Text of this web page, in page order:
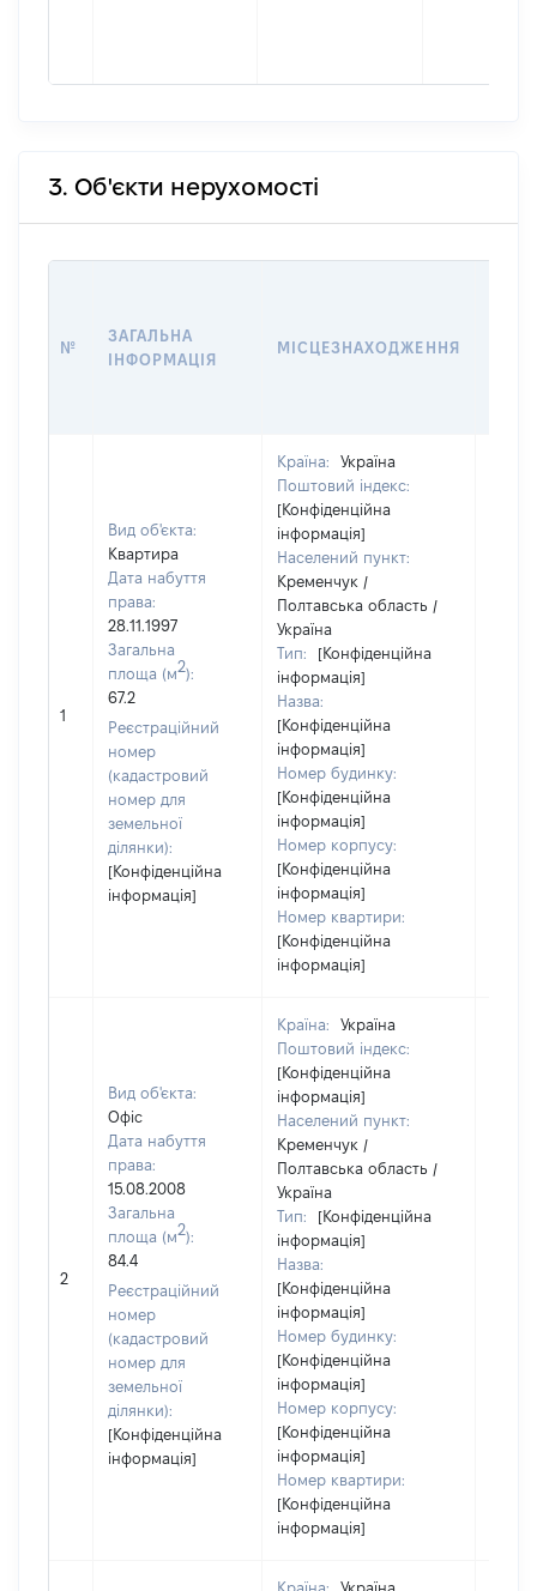
3. Об'єкти нерухомості
№
ЗАГАЛЬНА
ІНФОРМАЦІЯ
МІСЦЕЗНАХОДЖЕННЯ
1
Вид об'єкта:
Квартира
Дата набуття
права:
28.11.1997
Загальна
площа (м2):
67.2
Реєстраційний
номер
(кадастровий
номер для
земельної
ділянки):
[Конфіденційна
інформація]
Країна:
Україна
Поштовий індекс:
[Конфіденційна
інформація]
Населений пункт:
Кременчук /
Полтавська область /
Україна
Тип:
[Конфіденційна
інформація]
Назва:
[Конфіденційна
інформація]
Номер будинку:
[Конфіденційна
інформація]
Номер корпусу:
[Конфіденційна
інформація]
Номер квартири:
[Конфіденційна
інформація]
2
Вид об'єкта:
Офіс
Дата набуття
права:
15.08.2008
Загальна
площа (м2):
84.4
Реєстраційний
номер
(кадастровий
номер для
земельної
ділянки):
[Конфіденційна
інформація]
Країна:
Україна
Поштовий індекс:
[Конфіденційна
інформація]
Населений пункт:
Кременчук /
Полтавська область /
Україна
Тип:
[Конфіденційна
інформація]
Назва:
[Конфіденційна
інформація]
Номер будинку:
[Конфіденційна
інформація]
Номер корпусу:
[Конфіденційна
інформація]
Номер квартири:
[Конфіденційна
інформація]
Країна:
Україна